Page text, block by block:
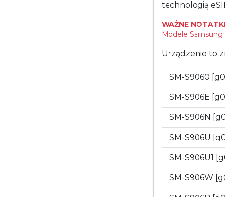
technologią
WAŻNE
Modele Samsung
Urządzenie to
SM-S9060
SM-S906E
SM-S906N
SM-S906U
SM-S906U1
SM-S906W